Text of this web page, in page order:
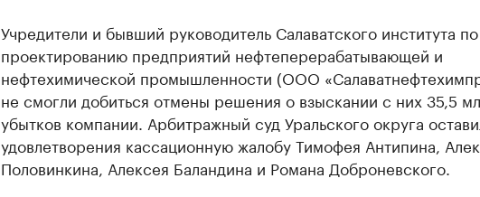
Учредители и бывший руководитель Салаватского института по
проектированию предприятий нефтеперерабатывающей и
нефтехимической промышленности (ООО
не смогли добиться отмены решения о взыскании с них 35,5
убытков компании. Арбитражный суд Уральского округа
удовлетворения кассационную жалобу Тимофея Антипина,
Половинкина, Алексея Баландина и Романа Доброневского.